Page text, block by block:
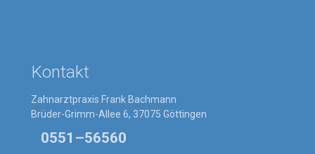
Kontakt
Zahnarztpraxis Frank Bachmann
Brüder-Grimm-Allee 6, 37075 Göttingen
0551–56560